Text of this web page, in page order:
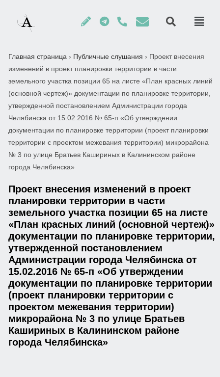
Главная страница › Публичные слушания › Проект внесения
изменений в проект планировки территории в части
земельного участка позиции 65 на листе «План красных линий
(основной чертеж)» документации по планировке территории,
утвержденной постановлением Администрации города
Челябинска от 15.02.2016 № 65-п «Об утверждении
документации по планировке территории (проект планировки
территории с проектом межевания территории) микрорайона
№ 3 по улице Братьев Кашириных в Калининском районе
города Челябинска»
Проект внесения изменений в проект
планировки территории в части
земельного участка позиции 65 на листе
«План красных линий (основной чертеж)»
документации по планировке территории,
утвержденной постановлением
Администрации города Челябинска от
15.02.2016 № 65-п «Об утверждении
документации по планировке территории
(проект планировки территории с
проектом межевания территории)
микрорайона № 3 по улице Братьев
Кашириных в Калининском районе
города Челябинска»